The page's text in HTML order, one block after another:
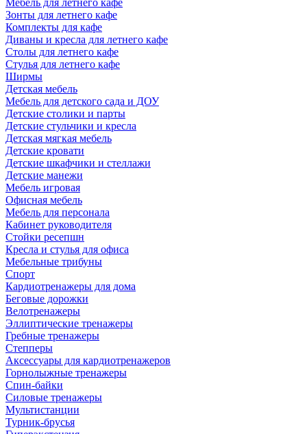
Мебель для летнего кафе
Зонты для летнего кафе
Комплекты для кафе
Диваны и кресла для летнего кафе
Столы для летнего кафе
Стулья для летнего кафе
Ширмы
Детская мебель
Мебель для детского сада и ДОУ
Детские столики и парты
Детские стульчики и кресла
Детская мягкая мебель
Детские кровати
Детские шкафчики и стеллажи
Детские манежи
Мебель игровая
Офисная мебель
Мебель для персонала
Кабинет руководителя
Стойки ресепшн
Кресла и стулья для офиса
Мебельные трибуны
Спорт
Кардиотренажеры для дома
Беговые дорожки
Велотренажеры
Эллиптические тренажеры
Гребные тренажеры
Степперы
Аксессуары для кардиотренажеров
Горнолыжные тренажеры
Спин-байки
Силовые тренажеры
Мультистанции
Турник-брусья